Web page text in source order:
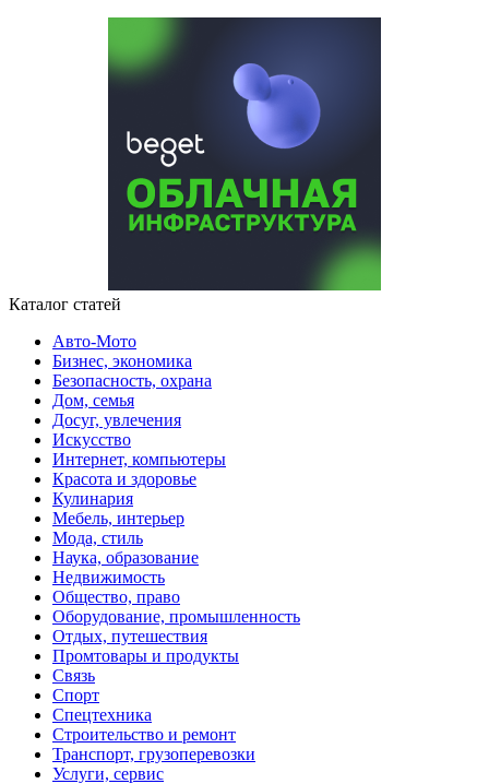
Каталог статей
Авто-Мото
Бизнес, экономика
Безопасность, охрана
Дом, семья
Досуг, увлечения
Искусство
Интернет, компьютеры
Красота и здоровье
Кулинария
Мебель, интерьер
Мода, стиль
Наука, образование
Недвижимость
Общество, право
Оборудование, промышленность
Отдых, путешествия
Промтовары и продукты
Связь
Спорт
Спецтехника
Строительство и ремонт
Транспорт, грузоперевозки
Услуги, сервис